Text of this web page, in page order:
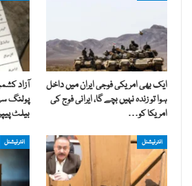
ایک بھی امریکی فوجی ایران میں داخل
ہوا تو زندہ نہیں بچے گا، ایرانی فوج کی
امریکا کو…
آزاد
پولنگ
بیلٹ
انٹرنیشنل انٹرنیشنل